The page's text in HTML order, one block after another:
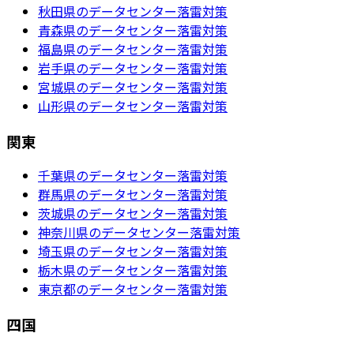
秋田県のデータセンター落雷対策
青森県のデータセンター落雷対策
福島県のデータセンター落雷対策
岩手県のデータセンター落雷対策
宮城県のデータセンター落雷対策
山形県のデータセンター落雷対策
関東
千葉県のデータセンター落雷対策
群馬県のデータセンター落雷対策
茨城県のデータセンター落雷対策
神奈川県のデータセンター落雷対策
埼玉県のデータセンター落雷対策
栃木県のデータセンター落雷対策
東京都のデータセンター落雷対策
四国